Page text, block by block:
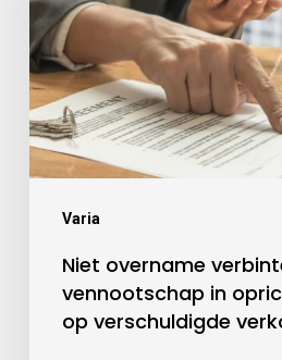
Varia
Niet overname
vennootschap in
op verschuldigde